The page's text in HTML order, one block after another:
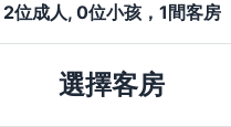
2位成人, 0位小孩，1間客房
選擇客房